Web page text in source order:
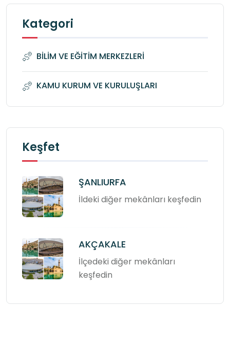
Kategori
BİLİM VE EĞİTİM MERKEZLERİ
KAMU KURUM VE KURULUŞLARI
Keşfet
ŞANLIURFA
İldeki diğer mekânları keşfedin
AKÇAKALE
İlçedeki diğer mekânları
keşfedin